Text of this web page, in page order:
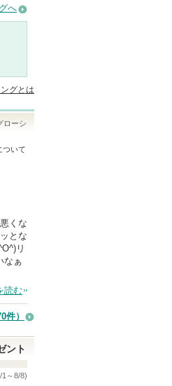
へ
グとは
ローシ
ついて
くな
とな
リ
なぁ
読む
件）
ント
～8/8)